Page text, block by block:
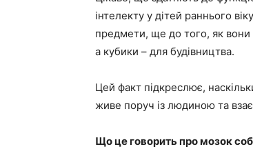
інтелекту у дітей раннього
предмети, ще до того, як вони
а кубики – для будівництва.
Цей факт підкреслює,
живе поруч із людиною та
Що це говорить про мозок